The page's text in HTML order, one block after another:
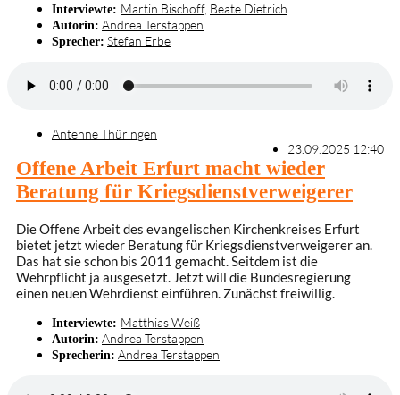
Interviewte: Martin Bischoff, Beate Dietrich
Autorin: Andrea Terstappen
Sprecher: Stefan Erbe
Antenne Thüringen
23.09.2025 12:40
Offene Arbeit Erfurt macht wieder
Beratung für Kriegsdienstverweigerer
Die Offene Arbeit des evangelischen Kirchenkreises Erfurt
bietet jetzt wieder Beratung für Kriegsdienstverweigerer an.
Das hat sie schon bis 2011 gemacht. Seitdem ist die
Wehrpflicht ja ausgesetzt. Jetzt will die Bundesregierung
einen neuen Wehrdienst einführen. Zunächst freiwillig.
Interviewte: Matthias Weiß
Autorin: Andrea Terstappen
Sprecherin: Andrea Terstappen